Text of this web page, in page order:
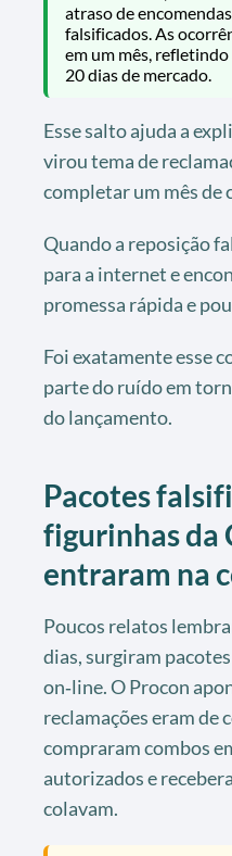
atraso de
falsificados. As
em um mês,
20 dias de mercado.
Esse salto ajuda a
virou tema de
completar um mês de
Quando a reposição
para a internet e
promessa rápida e
Foi exatamente esse
parte do ruído em
do lançamento.
Pacotes
figurinhas da
entraram na
Poucos relatos
dias, surgiram
on‑line. O Procon
reclamações eram de
compraram combos
autorizados e
colavam.